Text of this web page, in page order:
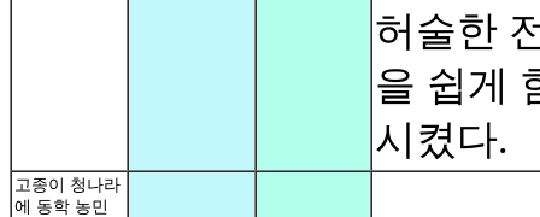
허술한
을 쉽게
시켰다.
고종이 청나라
에 동학 농민